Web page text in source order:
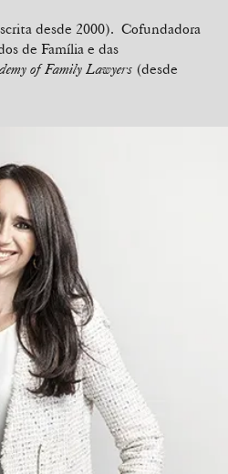
desde 2000). Cofundadora
de Família e das
of Family Lawyers (desde